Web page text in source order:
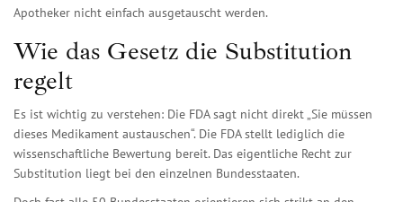
Apotheker nicht einfach ausgetauscht werden.
Wie das Gesetz die Substitution
regelt
Es ist wichtig zu verstehen: Die FDA sagt nicht direkt „Sie müssen
dieses Medikament austauschen“. Die FDA stellt lediglich die
wissenschaftliche Bewertung bereit. Das eigentliche Recht zur
Substitution liegt bei den einzelnen Bundesstaaten.